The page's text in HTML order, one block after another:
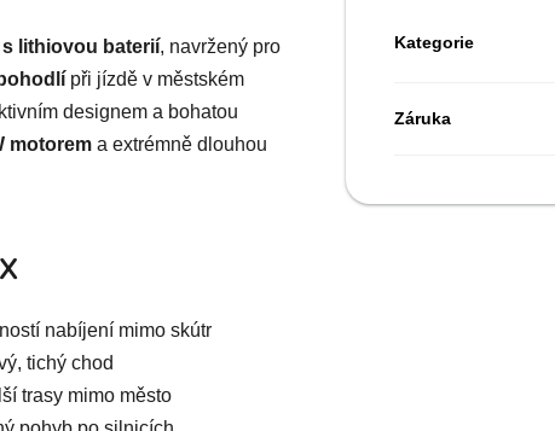
s lithiovou baterií, navržený pro
při jízdě v městském
designem a bohatou
motorem a extrémně dlouhou
nabíjení mimo skútr
tichý chod
trasy mimo město
Kategorie
Záruka